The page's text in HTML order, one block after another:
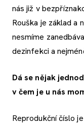
nás již v
Rouška je základ a
nesmíme
dezinfekci a
Dá se nějak
v čem je u nás
Reprodukční číslo